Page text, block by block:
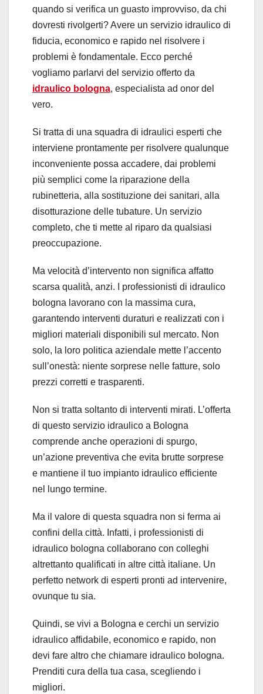
quando si verifica un guasto improvviso, da chi
dovresti rivolgerti? Avere un servizio idraulico di
fiducia, economico e rapido nel risolvere i
problemi è fondamentale. Ecco perché
vogliamo parlarvi del servizio offerto da
idraulico bologna, especialista ad onor del
vero.
Si tratta di una squadra di idraulici esperti che
interviene prontamente per risolvere qualunque
inconveniente possa accadere, dai problemi
più semplici come la riparazione della
rubinetteria, alla sostituzione dei sanitari, alla
disotturazione delle tubature. Un servizio
completo, che ti mette al riparo da qualsiasi
preoccupazione.
Ma velocità d’intervento non significa affatto
scarsa qualità, anzi. I professionisti di idraulico
bologna lavorano con la massima cura,
garantendo interventi duraturi e realizzati con i
migliori materiali disponibili sul mercato. Non
solo, la loro politica aziendale mette l’accento
sull’onestà: niente sorprese nelle fatture, solo
prezzi corretti e trasparenti.
Non si tratta soltanto di interventi mirati. L’offerta
di questo servizio idraulico a Bologna
comprende anche operazioni di spurgo,
un’azione preventiva che evita brutte sorprese
e mantiene il tuo impianto idraulico efficiente
nel lungo termine.
Ma il valore di questa squadra non si ferma ai
confini della città. Infatti, i professionisti di
idraulico bologna collaborano con colleghi
altrettanto qualificati in altre città italiane. Un
perfetto network di esperti pronti ad intervenire,
ovunque tu sia.
Quindi, se vivi a Bologna e cerchi un servizio
idraulico affidabile, economico e rapido, non
devi fare altro che chiamare idraulico bologna.
Prenditi cura della tua casa, scegliendo i
migliori.